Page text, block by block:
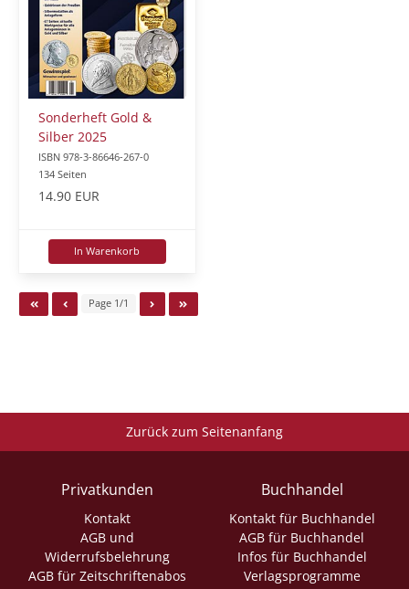
Sonderheft Gold &
Silber 2025
ISBN 978-3-86646-267-0
134 Seiten
14.90 EUR
In Warenkorb
Page 1/1
Zurück zum Seitenanfang
Privatkunden
Kontakt
AGB und
Widerrufsbelehrung
AGB für Zeitschriftenabos
Buchhandel
Kontakt für Buchhandel
AGB für Buchhandel
Infos für Buchhandel
Verlagsprogramme